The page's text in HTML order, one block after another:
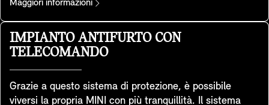
quando fuori fa freddo. Riscalda il cuscino del sedile e
l’intera superficie di contatto dello schienale per offrire
un comfort completo. Inoltre, il calore può essere
distribuito a piacimento semplicemente utilizzando il
Maggiori informazioni
IMPIANTO ANTIFURTO CON
TELECOMANDO
Grazie a questo sistema di protezione, è possibile
viversi la propria MINI con più tranquillità. Il sistema